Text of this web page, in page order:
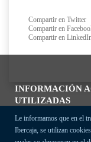
INFORMACIÓN
UTILIZADAS
Le informamos que en el
Ibercaja, se utilizan
Compartir en Twitter
Compartir en
Compartir en